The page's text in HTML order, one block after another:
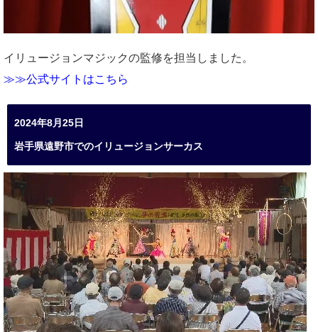
イリュージョンマジックの監修を担当しました。
≫≫公式サイトはこちら
2024年8月25日
岩手県遠野市でのイリュージョンサーカス